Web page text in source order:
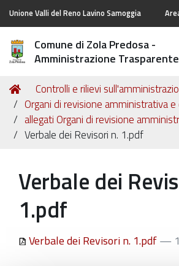
Unione Valli del Reno Lavino Samoggia
Comune di Zola Predosa -
Amministrazione Trasparente
Tu
sei
qui:
Home
Controlli e rilievi
Organi di revisione amministrativa
allegati Organi di revisione
Verbale dei Revisori n. 1.pdf
Verbale dei
1.pdf
Verbale dei Revisori n. 1.pdf—